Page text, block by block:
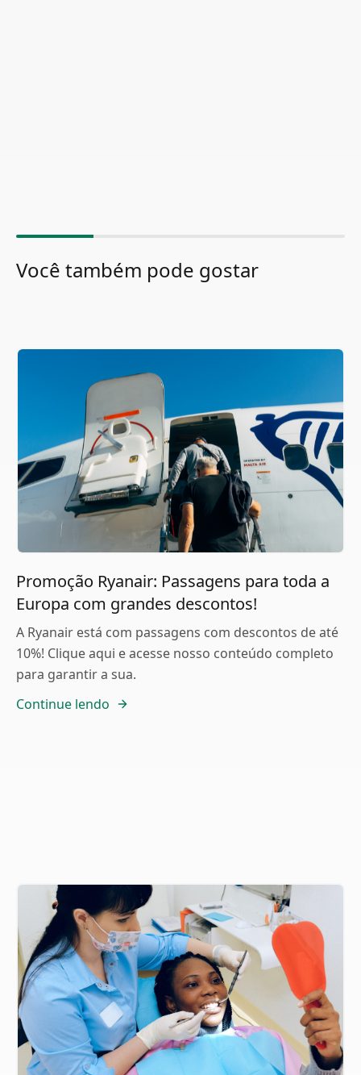
Você também pode gostar
Promoção Ryanair: Passagens para toda a
Europa com grandes descontos!
A Ryanair está com passagens com descontos de até
10%! Clique aqui e acesse nosso conteúdo completo
para garantir a sua.
Continue lendo